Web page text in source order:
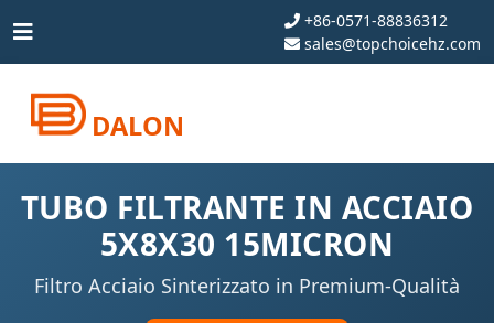
+86-0571-88836312
sales@topchoicehz.com
DALON
TUBO FILTRANTE IN ACCIAIO
5X8X30 15MICRON
Filtro Acciaio Sinterizzato in Premium-Qualità